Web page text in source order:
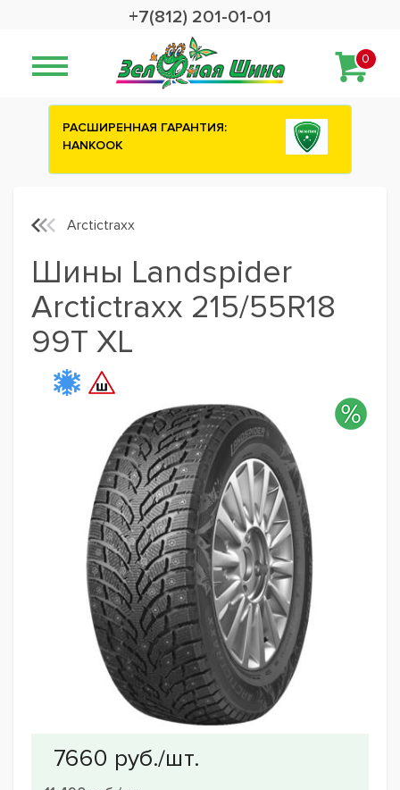
+7(812) 201-01-01
0
Сashback 2500 рублей на зимние
Arctictraxx
Шины Landspider
Arctictraxx 215/55R18
99T XL